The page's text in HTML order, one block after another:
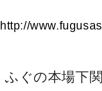
http://
ふぐの本場下